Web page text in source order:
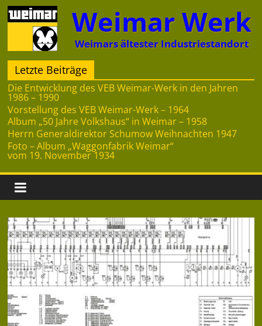
Zum
Inhalt
springen
Weimar Werk
Weimars ältester Industriestandort
Letzte Beiträge
Die Entwicklung des VEB Weimar-Werk in den Jahren
1986 – 1990
Vorstellung des VEB Weimar-Werk – 1964
Album „50 Jahre Volkshaus“ in Weimar – 1958
Herrn Generaldirektor Schumow Weihnachten 1947
Foto – Album „Waggonfabrik Weimar“
vom 19. November 1934